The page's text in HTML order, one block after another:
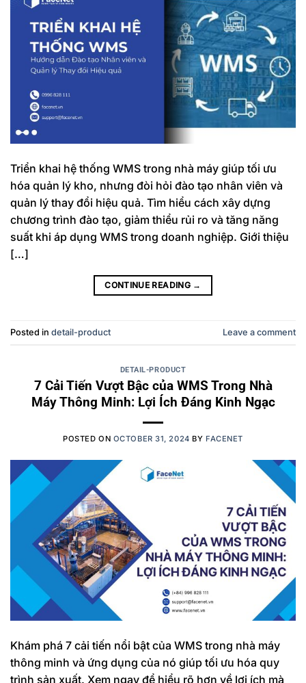
Triển khai hệ thống WMS trong nhà máy giúp tối ưu
hóa quản lý kho, nhưng đòi hỏi đào tạo nhân viên và
quản lý thay đổi hiệu quả. Tìm hiểu cách xây dựng
chương trình đào tạo, giảm thiểu rủi ro và tăng năng
suất khi áp dụng WMS trong doanh nghiệp. Giới thiệu
[…]
CONTINUE READING →
Posted in detail-product Leave a comment
DETAIL-PRODUCT
7 Cải Tiến Vượt Bậc của WMS Trong Nhà
Máy Thông Minh: Lợi Ích Đáng Kinh Ngạc
POSTED ON OCTOBER 31, 2024 BY FACENET
Khám phá 7 cải tiến nổi bật của WMS trong nhà máy
thông minh và ứng dụng của nó giúp tối ưu hóa quy
trình sản xuất. Xem ngay để hiểu rõ hơn về lợi ích mà